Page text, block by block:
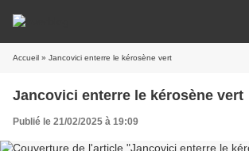
Accueil » Jancovici enterre le kérosène vert
Jancovici enterre le kérosène vert
Publié le 21/02/2025 à 19:09